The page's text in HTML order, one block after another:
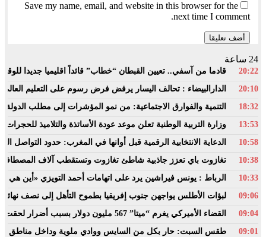
Save my name, email, and website in this browser for the
next time I comment.
24 ساعة
20:22
قادما من آسفي.. تعيين القبطان “خطاب” قائداً اقليميا جديدا
20:10
الدارالبيضاء : تحالف اليسار يرفض فرض رسوم على التعليم
18:32
التنمية والفوارق الاجتماعية: من نمو المؤشرات إلى مطلب الدولة
13:53
وزارة التربية الوطنية تعلن موعد عودة الأساتذة والتلاميذ للحجرات
10:58
الدعاية الانتخابية الرقمية قبل أوانها في المغرب: حدود التواصل
10:38
تغازوت باي تعزز جاذبية شاطئ تغازوت وتستقطب آلاف المصطافين
10:33
الرباط : يونس فيراشين يرد على اتهامات أحمد التويزي «أين هي دراسة الـ70% التي تدين نساء
09:06
لبؤات الأطلس يواجهن جنوب إفريقيا بطموح التأهل إلى نصف نهائي
09:04
القضاء الأميركي يغرم “ميتا” 567 مليون دولار بسبب أضرار لحقت بالأطفال
09:01
طقس السبت: حار بكل من السايس ووادي ملوية وداخل مناطق